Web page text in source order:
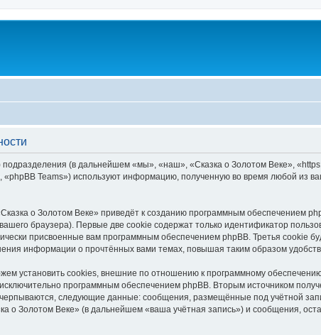
(в дальнейшем «мы», «наш», «Сказка о Золотом Веке»,
Teams») используют информацию, полученную во время любой из
о Золотом Веке» приведёт к созданию программным обеспечением
браузера). Первые две cookie содержат только идентификатор
присвоенные вам программным обеспечением phpBB. Третья cookie
информации о прочтённых вами темах, повышая таким образом
установить cookies, внешние по отношению к программному
программным обеспечением phpBB. Вторым источником
следующие данные: сообщения, размещённые под учётной
о Золотом Веке» (в дальнейшем «ваша учётная запись») и сообщения,